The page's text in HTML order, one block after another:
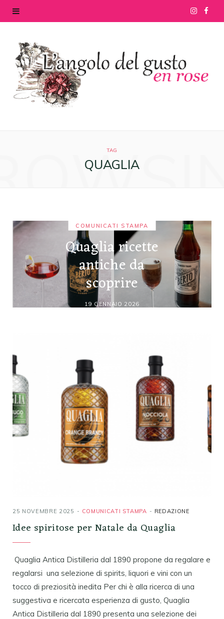
I
t e
TAG
QUAGLIA
COMUNICATI STAMPA
Quaglia ricette
antiche da
scoprire
19 GENNAIO 2026
25 NOVEMBRE 2025 COMUNICATI STAMPA REDAZIONE
Idee spiritose per Natale da Quaglia
Quaglia Antica Distilleria dal 1890 propone da regalare e
regalarsi una selezione di spirits, liquori e vini con un
tocco di preziosità inedita Per chi è alla ricerca di una
suggestiva e ricercata esperienza di gusto, Quaglia
Antica Distilleria dal 1890 presenta una selezione dei